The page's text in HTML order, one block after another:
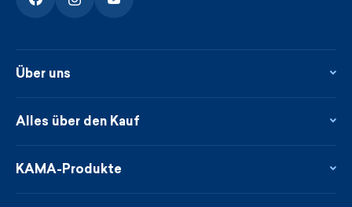
Über uns
Kontakte
Neuheiten
Alles über den Kauf
Treueprogramm
KAMA-Produkte